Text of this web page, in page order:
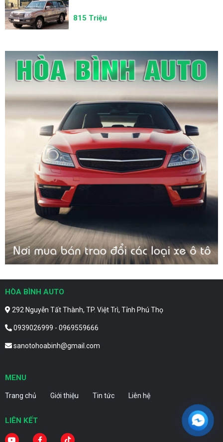
815 Triệu
HÒA BÌNH AUTO
292 Nguyễn Tất Thành, TP. Việt Trì, Tỉnh Phú Thọ
0939026999 - 0969559666
sanotohoabinh@gmail.com
MENU
Trang chủ Giới thiệu Tin tức Liên hệ
LIÊN KẾT